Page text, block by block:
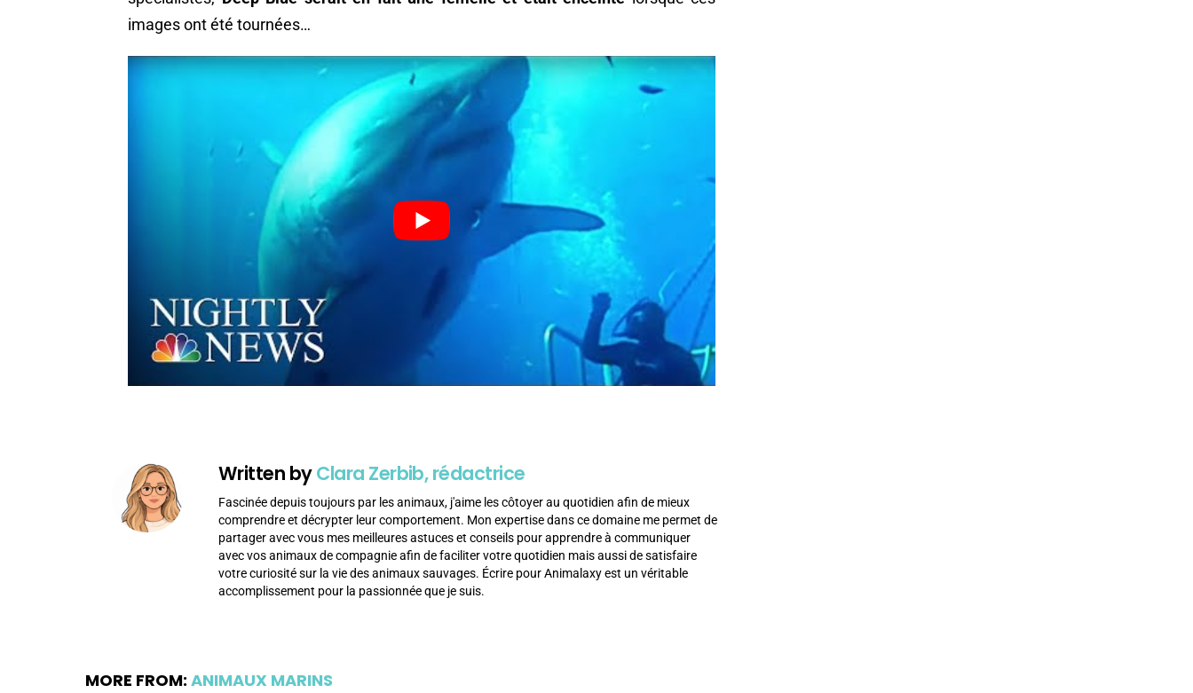
images ont été tournées…
Written byClara Zerbib, rédactrice
Fascinée depuis toujours par les animaux, j'aime les côtoyer au quotidien afin de mieux
comprendre et décrypter leur comportement. Mon expertise dans ce domaine me permet de
partager avec vous mes meilleures astuces et conseils pour apprendre à communiquer
avec vos animaux de compagnie afin de faciliter votre quotidien mais aussi de satisfaire
votre curiosité sur la vie des animaux sauvages. Écrire pour Animalaxy est un véritable
accomplissement pour la passionnée que je suis.
MORE FROM: ANIMAUX MARINS